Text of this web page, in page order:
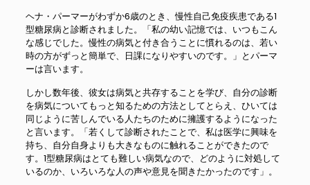
ヘナ・パーマーがわずか6歳のとき、慢性自己免疫疾患である1
型糖尿病と診断されました。「私の幼い記憶では、いつもこん
な感じでした。慢性の病気と付き合うことに慣れるのは、若い
時の方がずっと簡単で、日課になりやすいのです。」とパーマ
ーは言います。
しかし数年後、彼女は病気と共存することを学び、自分の診断
を病気についてもっと知るための方法としてとらえ、ひいては
同じように苦しんでいる人たちのために擁護するようになった
と言います。「若くして診断されたことで、私は医学に興味を
持ち、自分自身よりも大きなものに触れることができたので
す。1型糖尿病はとても難しい病気なので、どのように対処して
いるのか、いろいろな人の声や意見を聞きたかったのです」。